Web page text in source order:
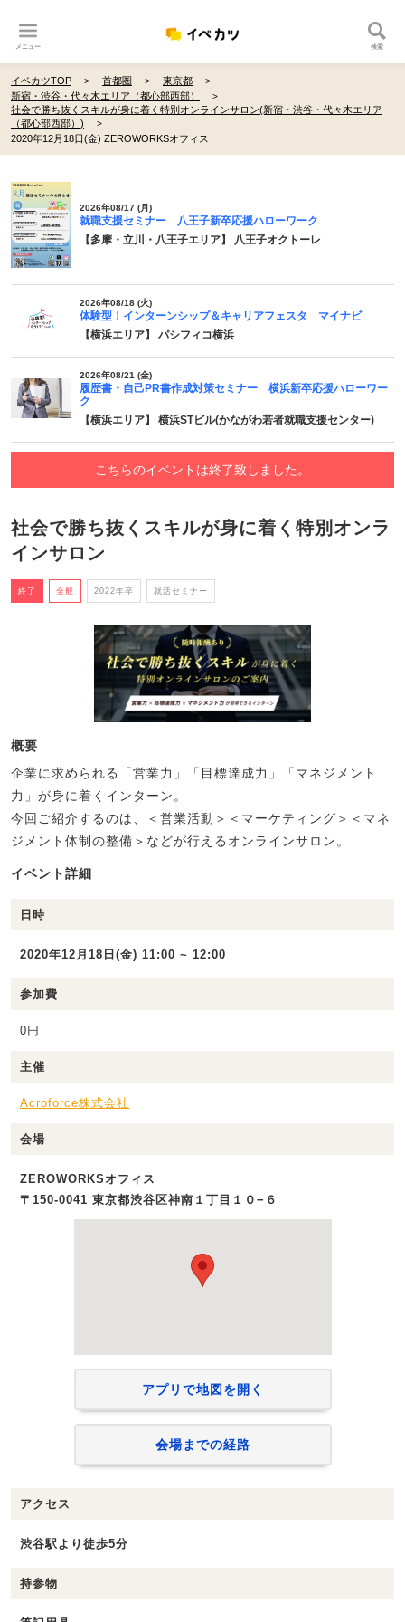
メニュー 検索
イベカツTOP 首都圏
東京都
新宿・渋谷・代々木エリア（都心部西部）
社会で勝ち抜くスキルが身に着く特別オンラインサロン(新宿・渋谷・代々木エリア
（都心部西部）)
2020年12月18日(金) ZEROWORKSオフィス
2026年08/17 (月)
就職支援セミナー 八王子新卒応援ハローワーク
【多摩・立川・八王子エリア】 八王子オクトーレ
2026年08/18 (火)
体験型！インターンシップ＆キャリアフェスタ マイナビ
【横浜エリア】 パシフィコ横浜
2026年08/21 (金)
履歴書・自己PR書作成対策セミナー 横浜新卒応援ハローワー
ク
【横浜エリア】 横浜STビル(かながわ若者就職支援センター)
こちらのイベントは終了致しました。
社会で勝ち抜くスキルが身に着く特別オンラ
インサロン
終了 全般 2022年卒 就活セミナー
概要
企業に求められる「営業力」「目標達成力」「マネジメント
力」が身に着くインターン。
今回ご紹介するのは、＜営業活動＞＜マーケティング＞＜マネ
ジメント体制の整備＞などが行えるオンラインサロン。
イベント詳細
日時
2020年12月18日(金) 11:00 ~ 12:00
参加費
0円
主催
Acroforce株式会社
会場
ZEROWORKSオフィス
〒150-0041 東京都渋谷区神南１丁目１０−６
アプリで地図を開く
会場までの経路
アクセス
渋谷駅より徒歩5分
持参物